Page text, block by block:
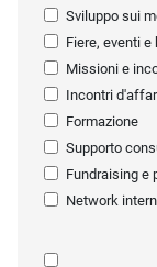
Sviluppo sui
Fiere, eventi
Missioni e
Incontri
Formazione
Supporto
Fundraising e
Network